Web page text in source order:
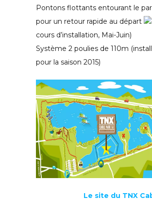
Pontons flottants entourant le
pour un retour rapide au départ
cours d’installation, Mai-Juin)
Système 2 poulies de 110m
pour la saison 2015)
Le site du TNX